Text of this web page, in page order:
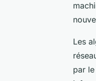
Les
par